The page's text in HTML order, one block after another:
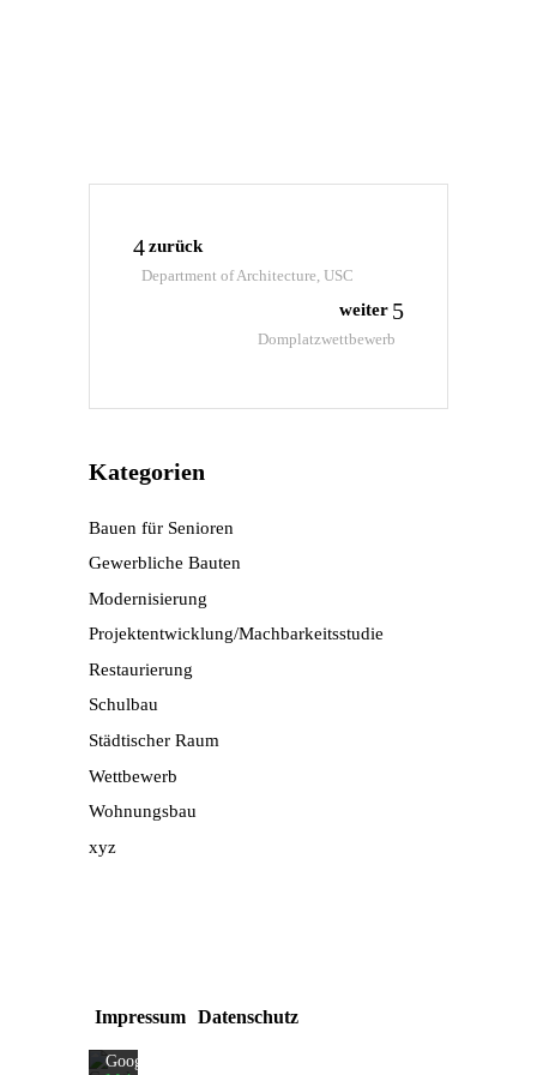
zurück
Department of Architecture, USC
weiter
Domplatzwettbewerb
Kategorien
Bauen für Senioren
Gewerbliche Bauten
Modernisierung
Projektentwicklung/Machbarkeitsstudie
Restaurierung
Schulbau
Städtischer Raum
Wettbewerb
Wohnungsbau
xyz
Impressum Datenschutz
Datenschutzerklärung
Google.